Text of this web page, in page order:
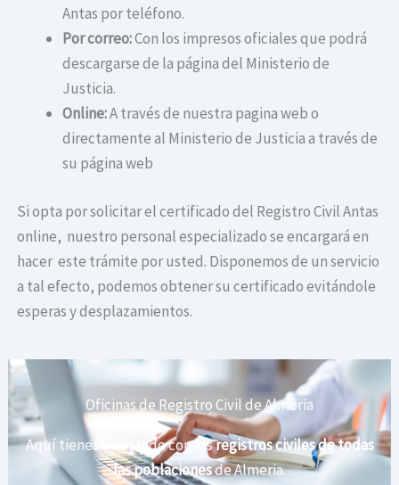
Antas por teléfono.
Por correo:Con los impresos oficiales que podrá
descargarse de la página del Ministerio de
Justicia.
Online:A través de nuestra pagina web o
directamente al Ministerio de Justicia a través de
su página web
Si opta por solicitar el certificado del Registro Civil Antas
online, nuestro personal especializado se encargará en
hacer este trámite por usted. Disponemos de un servicio
a tal efecto, podemos obtener su certificado evitándole
esperas y desplazamientos.
Oficinas de Registro Civil de Almeria
Aquí tienes un listado con losregistros civiles de todas
las poblacionesde Almeria.